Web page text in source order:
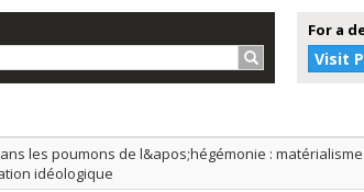
Search…
For a
Visit
order
in descending order
les poumons de l&apos;hégémonie :
idéologique